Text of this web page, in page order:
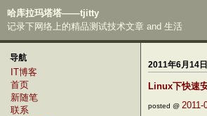
哈库拉玛塔塔——tjitty
记录下网络上的精品测试技术文章 and 生活
导航
IT博客
首页
新随笔
联系
2011年6月14日
Linux下快速
posted @ 2011-